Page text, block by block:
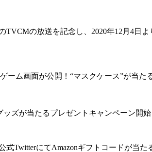
TVCMの放送を記念し、2020年12月4
ーム画面が公開！“マスクケース”が当た
ズが当たるプレゼントキャンペーン開始
TwitterにてAmazonギフトコードが当た